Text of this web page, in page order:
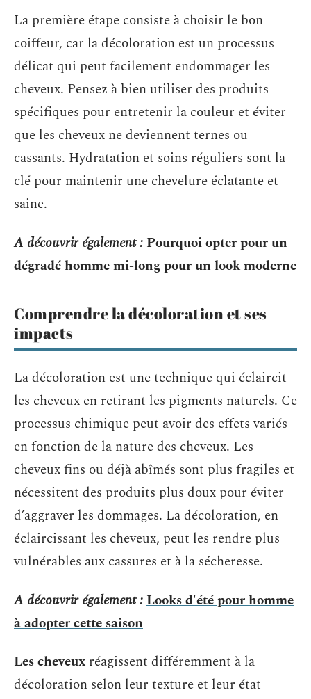
La première étape consiste à choisir le bon
coiffeur, car la décoloration est un processus
délicat qui peut facilement endommager les
cheveux. Pensez à bien utiliser des produits
spécifiques pour entretenir la couleur et éviter
que les cheveux ne deviennent ternes ou
cassants. Hydratation et soins réguliers sont la
clé pour maintenir une chevelure éclatante et
saine.
A découvrir également :Pourquoi opter pour un
dégradé homme mi-long pour un look moderne
Comprendre la décoloration et ses
impacts
La décoloration est une technique qui éclaircit
les cheveux en retirant les pigments naturels. Ce
processus chimique peut avoir des effets variés
en fonction de la nature des cheveux. Les
cheveux fins ou déjà abîmés sont plus fragiles et
nécessitent des produits plus doux pour éviter
d’aggraver les dommages. La décoloration, en
éclaircissant les cheveux, peut les rendre plus
vulnérables aux cassures et à la sécheresse.
A découvrir également :Looks d'été pour homme
à adopter cette saison
Les cheveux réagissent différemment à la
décoloration selon leur texture et leur état